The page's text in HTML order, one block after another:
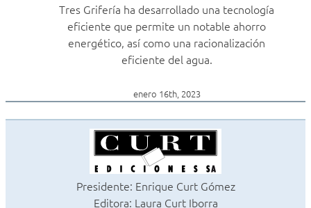
Tres Grifería ha desarrollado una tecnología
eficiente que permite un notable ahorro
energético, así como una racionalización
eficiente del agua.
enero 16th, 2023
Presidente: Enrique Curt Gómez
Editora: Laura Curt Iborra